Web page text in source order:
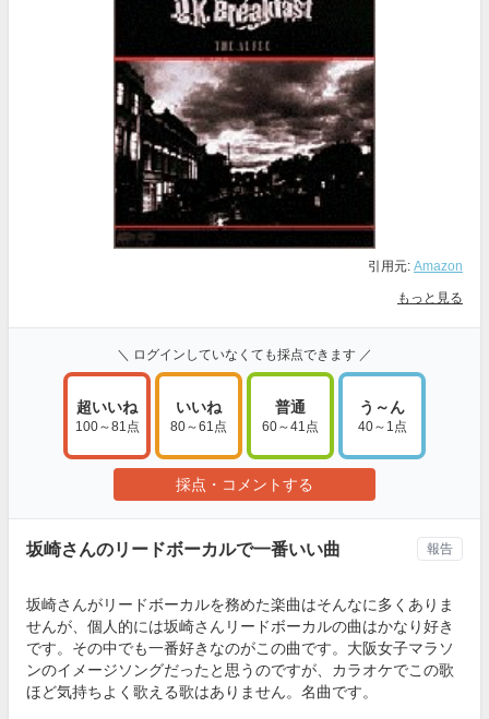
引用元: Amazon
もっと見る
＼ ログインしていなくても採点できます ／
超いいね
100～81点
いいね
80～61点
普通
60～41点
う～ん
40～1点
採点・コメントする
坂崎さんのリードボーカルで一番いい曲
坂崎さんがリードボーカルを務めた楽曲はそんなに多くありま
せんが、個人的には坂崎さんリードボーカルの曲はかなり好き
です。その中でも一番好きなのがこの曲です。大阪女子マラソ
ンのイメージソングだったと思うのですが、カラオケでこの歌
ほど気持ちよく歌える歌はありません。名曲です。
報告